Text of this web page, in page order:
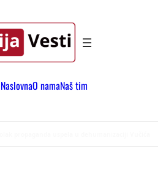
NaslovnaO namaNaš tim